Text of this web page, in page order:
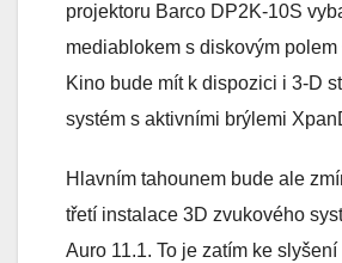
projektoru Barco DP2K-10S
mediablokem s diskovým polem
Kino bude mít k dispozici i 3-D
systém s aktivními brýlemi
Hlavním tahounem bude ale
třetí instalace 3D zvukového
Auro 11.1. To je zatím ke